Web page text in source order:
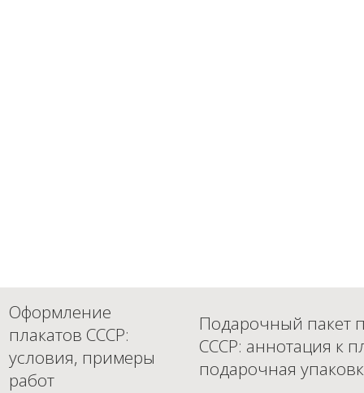
Оформление
плакатов СССР:
условия, примеры
работ
Подарочный пакет
СССР: аннотация к
подарочная